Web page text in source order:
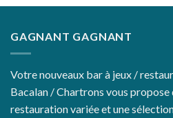
GAGNANT GAGNANT
Votre nouveaux bar à jeux /
Bacalan / Chartrons vous propose
restauration variée et une